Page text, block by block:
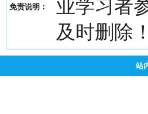
免责说明：
业学习者
及时删除！
站